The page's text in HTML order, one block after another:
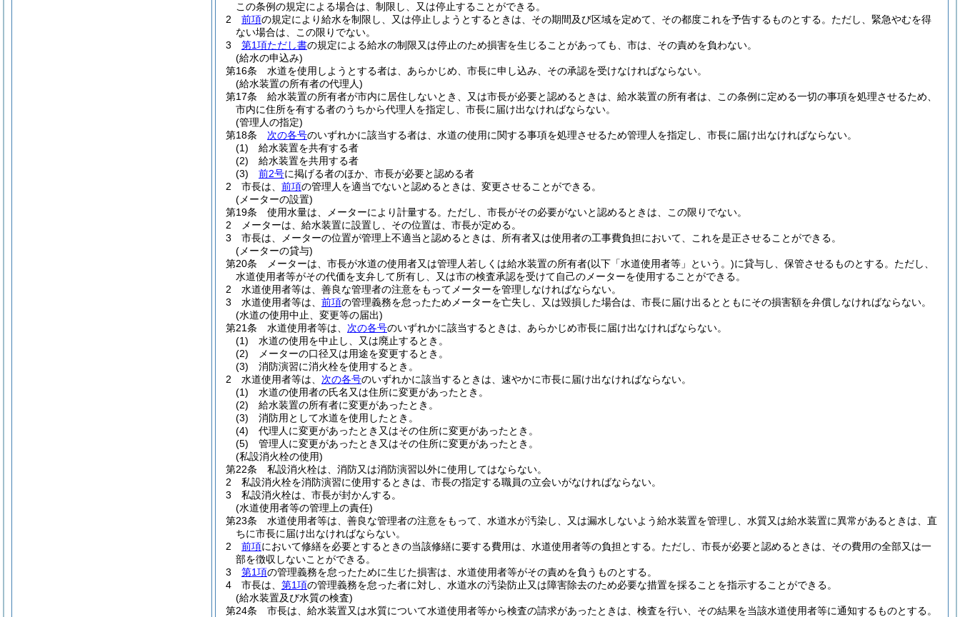
この条例の規定による場合は、制限し、又は停止することができる。
2
前項の規定により給水を制限し、又は停止しようとするときは、その期間及び区域を定めて、その都度これを予告するものとする。 ただし、緊急やむを得
ない場合は、この限りでない。
3
第1項ただし書の規定による給水の制限又は停止のため損害を生じることがあっても、市は、その責めを負わない。
(給水の申込み)
第16条
水道を使用しようとする者は、あらかじめ、市長に申し込み、その承認を受けなければならない。
(給水装置の所有者の代理人)
第17条
給水装置の所有者が市内に居住しないとき、又は市長が必要と認めるときは、給水装置の所有者は、この条例に定める一切の事項を処理させるため、
市内に住所を有する者のうちから代理人を指定し、市長に届け出なければならない。
(管理人の指定)
第18条
次の各号のいずれかに該当する者は、水道の使用に関する事項を処理させるため管理人を指定し、市長に届け出なければならない。
(1)
給水装置を共有する者
(2)
給水装置を共用する者
(3)
前2号に掲げる者のほか、市長が必要と認める者
2
市長は、 前項の管理人を適当でないと認めるときは、変更させることができる。
(メーターの設置)
第19条
使用水量は、メーターにより計量する。 ただし、市長がその必要がないと認めるときは、この限りでない。
2
メーターは、給水装置に設置し、その位置は、市長が定める。
3
市長は、メーターの位置が管理上不適当と認めるときは、所有者又は使用者の工事費負担において、これを是正させることができる。
(メーターの貸与)
第20条
メーターは、市長が水道の使用者又は管理人若しくは給水装置の所有者(以下「水道使用者等」という。)に貸与し、保管させるものとする。 ただし、
水道使用者等がその代価を支弁して所有し、又は市の検査承認を受けて自己のメーターを使用することができる。
2
水道使用者等は、善良な管理者の注意をもってメーターを管理しなければならない。
3
水道使用者等は、 前項の管理義務を怠ったためメーターを亡失し、又は毀損した場合は、市長に届け出るとともにその損害額を弁償しなければならない。
(水道の使用中止、変更等の届出)
第21条
水道使用者等は、 次の各号のいずれかに該当するときは、あらかじめ市長に届け出なければならない。
(1)
水道の使用を中止し、又は廃止するとき。
(2)
メーターの口径又は用途を変更するとき。
(3)
消防演習に消火栓を使用するとき。
2
水道使用者等は、 次の各号のいずれかに該当するときは、速やかに市長に届け出なければならない。
(1)
水道の使用者の氏名又は住所に変更があったとき。
(2)
給水装置の所有者に変更があったとき。
(3)
消防用として水道を使用したとき。
(4)
代理人に変更があったとき又はその住所に変更があったとき。
(5)
管理人に変更があったとき又はその住所に変更があったとき。
(私設消火栓の使用)
第22条
私設消火栓は、消防又は消防演習以外に使用してはならない。
2
私設消火栓を消防演習に使用するときは、市長の指定する職員の立会いがなければならない。
3
私設消火栓は、市長が封かんする。
(水道使用者等の管理上の責任)
第23条
水道使用者等は、善良な管理者の注意をもって、水道水が汚染し、又は漏水しないよう給水装置を管理し、水質又は給水装置に異常があるときは、直
ちに市長に届け出なければならない。
2
前項において修繕を必要とするときの当該修繕に要する費用は、水道使用者等の負担とする。 ただし、市長が必要と認めるときは、その費用の全部又は一
部を徴収しないことができる。
3
第1項の管理義務を怠ったために生じた損害は、水道使用者等がその責めを負うものとする。
4
市長は、 第1項の管理義務を怠った者に対し、水道水の汚染防止又は障害除去のため必要な措置を採ることを指示することができる。
(給水装置及び水質の検査)
第24条
市長は、給水装置又は水質について水道使用者等から検査の請求があったときは、検査を行い、その結果を当該水道使用者等に通知するものとする。